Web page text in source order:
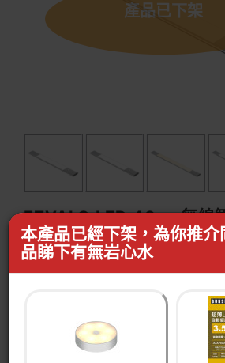
產品已下架
EZVALO LED 40cm無線
3500k暖光 | 光感/人感開
貨品編號： OE37809001
文儀用品 家居照明
本產品已經下架，為你推介
品睇下有無岩心水